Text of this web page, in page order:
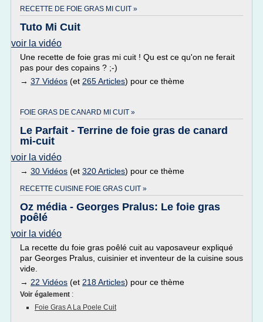
RECETTE DE FOIE GRAS MI CUIT »
Tuto Mi Cuit
voir la vidéo
Une recette de foie gras mi cuit ! Qu est ce qu'on ne ferait
pas pour des copains ? ;-)
→ 37 Vidéos (et 265 Articles) pour ce thème
FOIE GRAS DE CANARD MI CUIT »
Le Parfait - Terrine de foie gras de canard
mi-cuit
voir la vidéo
→ 30 Vidéos (et 320 Articles) pour ce thème
RECETTE CUISINE FOIE GRAS CUIT »
Oz média - Georges Pralus: Le foie gras
poêlé
voir la vidéo
La recette du foie gras poêlé cuit au vaposaveur expliqué
par Georges Pralus, cuisinier et inventeur de la cuisine sous
vide.
→ 22 Vidéos (et 218 Articles) pour ce thème
Voir également :
Foie Gras A La Poele Cuit